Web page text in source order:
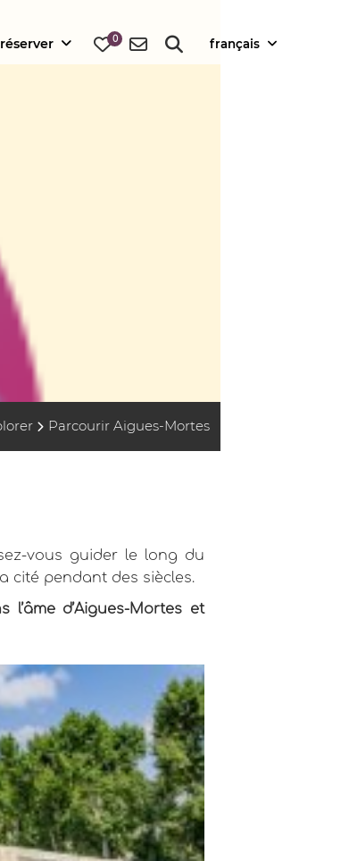
Parcourir Aigues-Mortes
vous guider le long du
cité pendant des siècles.
d’Aigues-Mortes et
0 français